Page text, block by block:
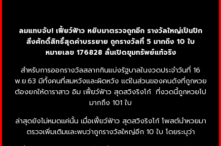
ลมแทบจับ! เฟี้ยว์ฟ้าว หยิบมาตรวจถูกอีก รางวัลใหญ่เป็นปึก
สิ่งศักดิ์สิทธิ์สุดคำบรรยาย ถูกรางวัลที่ 5 มากถึง 10 ใบ
หมายเลข 176828 ลั่นเปิดขุมทรัพย์แท้จริง
สำหรับการออกรางวัลสลากกินแบ่งรัฐบาลในงวดประจำวันที่ 16
พ.ย.63 มีทั้งคนที่สมหวังและผิดหวัง แต่ในส่วนของคนดังที่ถูกหวย
ต้องยกให้ดาราสาว อิม เฟี้ยว์ฟ้าว สุดสวิงริงโก้ ที่งวดนี้ถูกหวยไป
มากถึง 101 ใบ
ล่าสุดยังไม่หมดแค่นั้น เมื่อเฟี้ยว์ฟ้าว สุดสวิงริงโก้ โพสต์นำหวยมา
ตรวจเพิ่มเติมและพบว่าถูกรางวัลใหญ่อีก 10 ใบ โดยระบุว่า